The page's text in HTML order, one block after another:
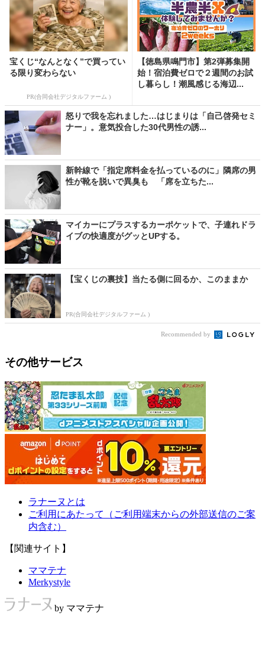
宝くじ“なんとなく”で買ってい
る限り変わらない
PR(合同会社デジタルファーム )
【徳島県鳴門市】第2弾募集開
始！宿泊費ゼロで２週間のお試
し暮らし！潮風感じる海辺...
怒りで我を忘れました…はじまりは「自己啓発セミ
ナー」。意気投合した30代男性の誘...
新幹線で「指定席料金を払っているのに」隣席の男
性が靴を脱いで異臭も 「席を立ちた...
マイカーにプラスするカーポケットで、子連れドラ
イブの快適度がグッとUPする。
【宝くじの裏技】当たる側に回るか、このままか
PR(合同会社デジタルファーム )
Recommended by
その他サービス
ラナーヌとは
ご利用にあたって（ご利用端末からの外部送信のご案
内含む）
【関連サイト】
ママテナ
Merkystyle
by ママテナ